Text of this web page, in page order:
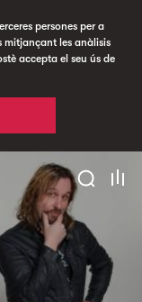
persones per a
mitjançant les anàlisis
accepta el seu ús de